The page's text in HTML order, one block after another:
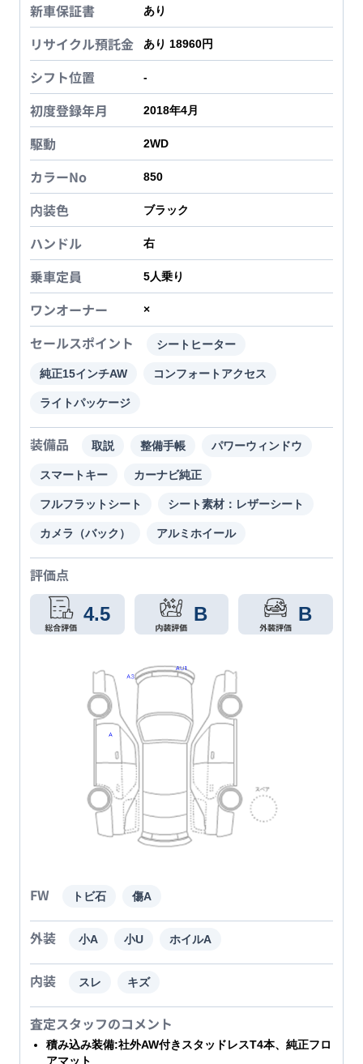
新車保証書 あり
リサイクル預託金 あり 18960円
シフト位置 -
初度登録年月 2018年4月
駆動 2WD
カラーNo 850
内装色 ブラック
ハンドル 右
乗車定員 5人乗り
ワンオーナー ×
セールスポイント シートヒーター
純正15インチAW コンフォートアクセス
ライトパッケージ
装備品 取説 整備手帳 パワーウィンドウ
スマートキー カーナビ純正
フルフラットシート シート素材：レザーシート
カメラ（バック） アルミホイール
評価点
4.5 B B
FW トビ石 傷A
外装 小A 小U ホイルA
内装 スレ キズ
査定スタッフのコメント
積み込み装備:社外AW付きスタッドレスT4本、純正フロ
アマット